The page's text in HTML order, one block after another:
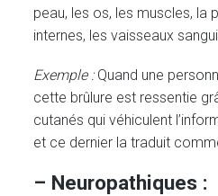
peau, les os, les muscles, la
internes, les vaisseaux
Exemple :Quand une
cette brûlure est ressentie
cutanés qui véhiculent
et ce dernier la traduit
– Neuropathiques :